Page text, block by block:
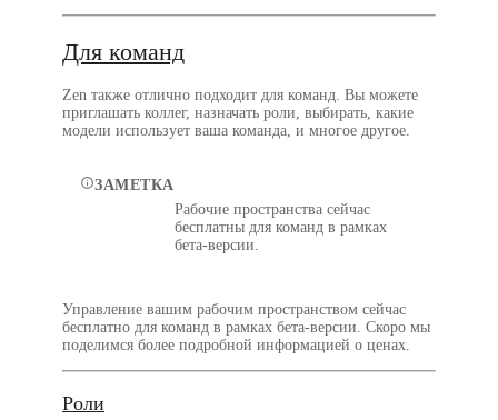
Для команд
Zen также отлично подходит для команд. Вы можете
приглашать коллег, назначать роли, выбирать, какие
модели использует ваша команда, и многое другое.
ЗАМЕТКА
Рабочие пространства сейчас
бесплатны для команд в рамках
бета-версии.
Управление вашим рабочим пространством сейчас
бесплатно для команд в рамках бета-версии. Скоро мы
поделимся более подробной информацией о ценах.
Роли